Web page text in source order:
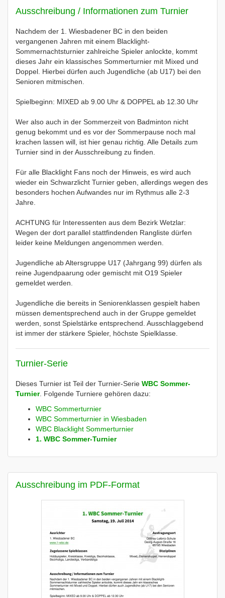
Ausschreibung / Informationen zum Turnier
Nachdem der 1. Wiesbadener BC in den beiden
vergangenen Jahren mit einem Blacklight-
Sommernachtsturnier zahlreiche Spieler anlockte, kommt
dieses Jahr ein klassisches Sommerturnier mit Mixed und
Doppel. Hierbei dürfen auch Jugendliche (ab U17) bei den
Senioren mitmischen.
Spielbeginn: MIXED ab 9.00 Uhr & DOPPEL ab 12.30 Uhr
Wer also auch in der Sommerzeit von Badminton nicht
genug bekommt und es vor der Sommerpause noch mal
krachen lassen will, ist hier genau richtig. Alle Details zum
Turnier sind in der Ausschreibung zu finden.
Für alle Blacklight Fans noch der Hinweis, es wird auch
wieder ein Schwarzlicht Turnier geben, allerdings wegen des
besonders hochen Aufwandes nur im Rythmus alle 2-3
Jahre.
ACHTUNG für Interessenten aus dem Bezirk Wetzlar:
Wegen der dort parallel stattfindenden Rangliste dürfen
leider keine Meldungen angenommen werden.
Jugendliche ab Altersgruppe U17 (Jahrgang 99) dürfen als
reine Jugendpaarung oder gemischt mit O19 Spieler
gemeldet werden.
Jugendliche die bereits in Seniorenklassen gespielt haben
müssen dementsprechend auch in der Gruppe gemeldet
werden, sonst Spielstärke entsprechend. Ausschlaggebend
ist immer der stärkere Spieler, höchste Spielklasse.
Turnier-Serie
Dieses Turnier ist Teil der Turnier-Serie WBC Sommer-
Turnier. Folgende Turniere gehören dazu:
WBC Sommerturnier
WBC Sommerturnier in Wiesbaden
WBC Blacklight Sommerturnier
1. WBC Sommer-Turnier
Ausschreibung im PDF-Format